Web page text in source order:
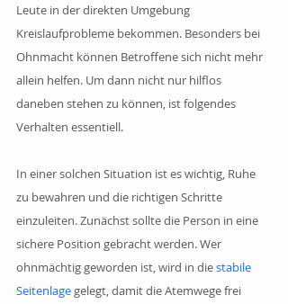
Leute in der direkten Umgebung
Kreislaufprobleme bekommen. Besonders bei
Ohnmacht können Betroffene sich nicht mehr
allein helfen. Um dann nicht nur hilflos
daneben stehen zu können, ist folgendes
Verhalten essentiell.
In einer solchen Situation ist es wichtig, Ruhe
zu bewahren und die richtigen Schritte
einzuleiten. Zunächst sollte die Person in eine
sichere Position gebracht werden. Wer
ohnmächtig geworden ist, wird in die stabile
Seitenlage gelegt, damit die Atemwege frei